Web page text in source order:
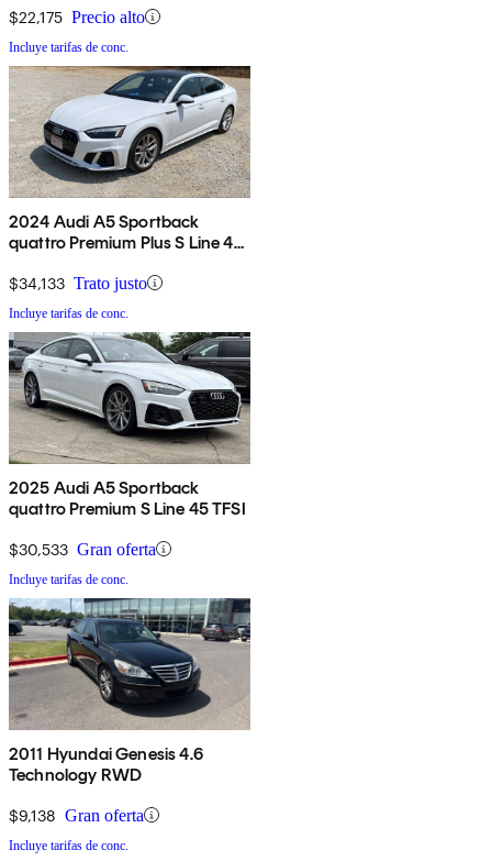
$22,175 Precio alto
Incluye tarifas de conc.
2024 Audi A5 Sportback
quattro Premium Plus S Line 45
$34,133 Trato justo
Incluye tarifas de conc.
2025 Audi A5 Sportback
quattro Premium S Line 45 TFSI
$30,533 Gran oferta
Incluye tarifas de conc.
2011 Hyundai Genesis 4.6
Technology RWD
$9,138 Gran oferta
Incluye tarifas de conc.